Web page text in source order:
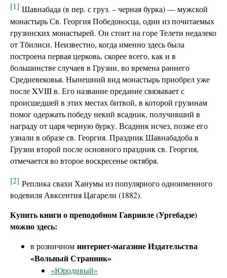
[1] Шавнабада (в пер. с груз. – черная бурка) — мужской
монастырь Св. Георгия Победоносца, один из почитаемых
грузинских монастырей. Он стоит на горе Телети недалеко
от Тбилиси. Неизвестно, когда именно здесь была
построена первая церковь, скорее всего, как и в
большинстве случаев в Грузии, во времена раннего
Средневековья. Нынешний вид монастырь приобрел уже
после XVIII в. Его название предание связывает с
происшедшей в этих местах битвой, в которой грузинам
помог одержать победу некий всадник, получивший в
награду от царя черную бурку. Всадник исчез, позже его
узнали в образе св. Георгия. Праздник Шавнабадоба в
Грузии второй после основного праздник св. Георгия,
отмечается во второе воскресенье октября.
[2] Реплика свахи Ханумы из популярного одноименного
водевиля Авксентия Цагарели (1882).
Купить книги о преподобном Гаврииле (Ургебадзе)
можно здесь:
в розничном интернет-магазине Издательства
«Вольный Странник»
«Юродивый»